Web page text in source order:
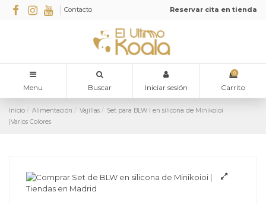
Contacto Reservar cita en tienda
Menu Buscar Iniciar sesión
0
Carrito
Inicio Alimentación Vajillas
Set para BLW I en silicona de Minikoioi
|Varios Colores